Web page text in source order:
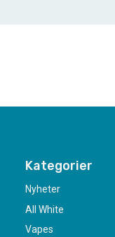
Kategorier
Nyheter
All White
Vapes